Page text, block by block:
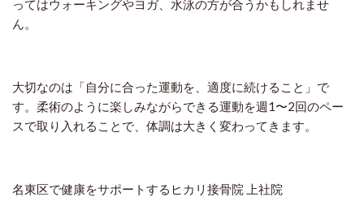
ってはウォーキングやヨガ、水泳の方が合うかもしれませ
ん。
大切なのは「自分に合った運動を、適度に続けること」で
す。柔術のように楽しみながらできる運動を週1〜2回のペー
スで取り入れることで、体調は大きく変わってきます。
名東区で健康をサポートするヒカリ接骨院 上社院